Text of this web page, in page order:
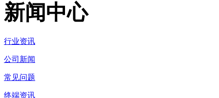
新闻中心
行业资讯
公司新闻
常见问题
终端资讯